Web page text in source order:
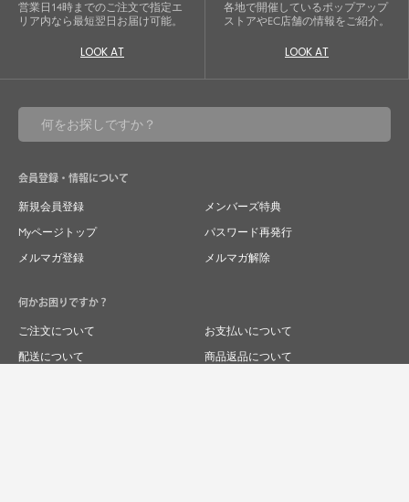
営業日14時までのご注文で指定エ
リア内なら最短翌日お届け可能。
LOOK AT
各地で開催しているポップアップ
ストアやEC店舗の情報をご紹介。
LOOK AT
会員登録・情報について
新規会員登録
メンバーズ特典
Myページトップ
パスワード再発行
メルマガ登録
メルマガ解除
何かお困りですか？
ご注文について
お支払いについて
配送について
商品返品について